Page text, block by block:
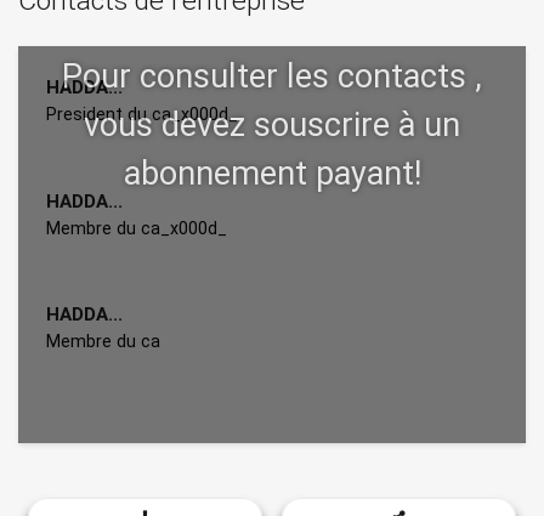
HADDA...
President du ca_x000d_
HADDA...
Membre du ca_x000d_
HADDA...
Membre du ca